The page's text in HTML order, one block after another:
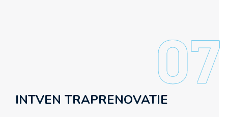
07
INTVEN TRAPRENOVATIE